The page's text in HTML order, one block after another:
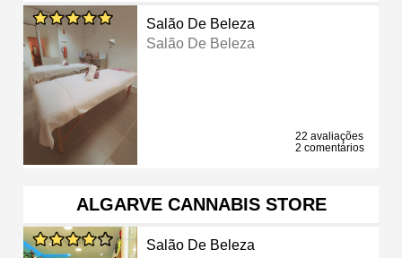
Salão De Beleza
Salão De Beleza
22 avaliações
2 comentários
ALGARVE CANNABIS STORE
Salão De Beleza